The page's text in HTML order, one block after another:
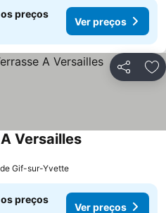
preços
Ver preços
Partilhar
VersaillesVer preços
Gif-sur-Yvette
preços
Ver preços